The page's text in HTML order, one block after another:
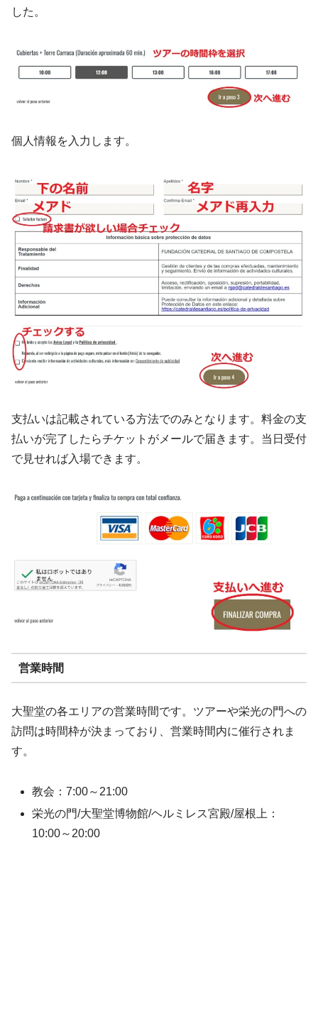
した。
個人情報を入力します。
支払いは記載されている方法でのみとなります。料金の支
払いが完了したらチケットがメールで届きます。当日受付
で見せれば入場できます。
営業時間
大聖堂の各エリアの営業時間です。ツアーや栄光の門への
訪問は時間枠が決まっており、営業時間内に催行されま
す。
教会：7:00～21:00
栄光の門/大聖堂博物館/ヘルミレス宮殿/屋根上：
10:00～20:00